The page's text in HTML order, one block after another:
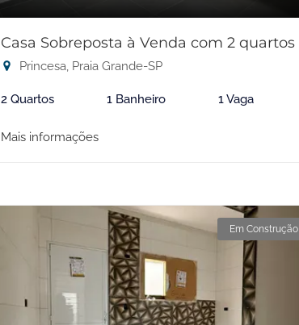
Casa Sobreposta à Venda com 2 quartos
Princesa, Praia Grande-SP
2 Quartos 1 Banheiro 1 Vaga
Mais informações
Em Construção